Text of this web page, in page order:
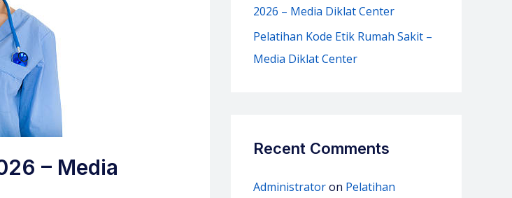
– Media
2026 – Media Diklat Center
Pelatihan Kode Etik Rumah Sakit –
Media Diklat Center
Recent Comments
Administratoron Pelatihan